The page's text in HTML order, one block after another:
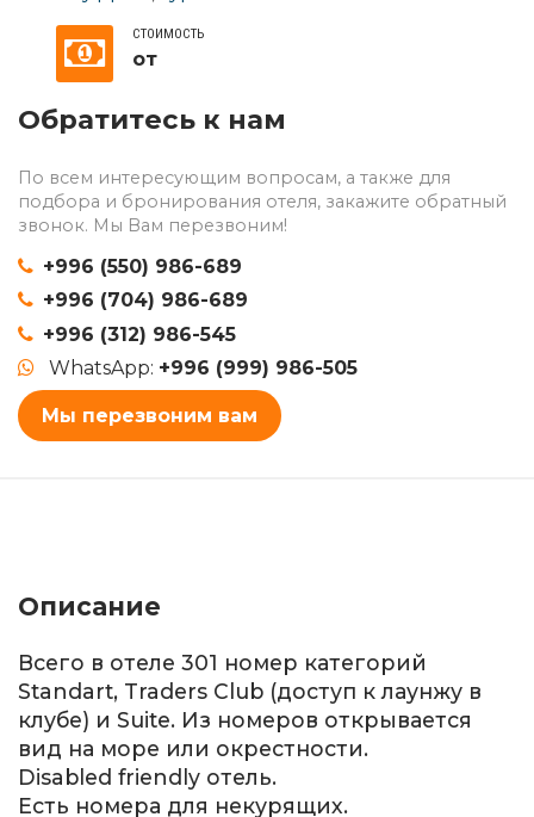
СТОИМОСТЬ
от
Обратитесь к нам
По всем интересующим вопросам, а также для
подбора и бронирования отеля, закажите обратный
звонок. Мы Вам перезвоним!
+996 (550) 986-689
+996 (704) 986-689
+996 (312) 986-545
WhatsApp: +996 (999) 986-505
Мы перезвоним вам
Описание
Всего в отеле 301 номер категорий
Standart, Traders Club (доступ к лаунжу в
клубе) и Suite. Из номеров открывается
вид на море или окрестности.
Disabled friendly отель.
Есть номера для некурящих.